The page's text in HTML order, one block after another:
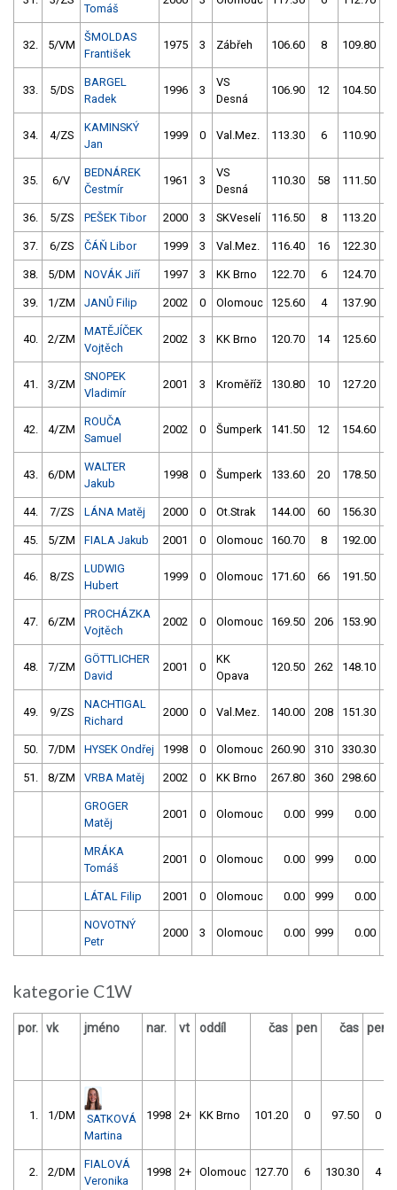
Tomáš
32. 5/VM
ŠMOLDAS
František
1975 3 Zábřeh 106.60 8 109.80
33. 5/DS
BARGEL
Radek
1996 3
VS
Desná
106.90 12 104.50
34. 4/ZS
KAMINSKÝ
Jan
1999 0 Val.Mez. 113.30 6 110.90
35. 6/V
BEDNÁREK
Čestmír
1961 3
VS
Desná
110.30 58 111.50
36. 5/ZS PEŠEK Tibor 2000 3 SKVeselí 116.50 8 113.20
37. 6/ZS ČÁŇ Libor 1999 3 Val.Mez. 116.40 16 122.30
38. 5/DM NOVÁK Jiří 1997 3 KK Brno 122.70 6 124.70
39. 1/ZM JANŮ Filip 2002 0 Olomouc 125.60 4 137.90
40. 2/ZM
MATĚJÍČEK
Vojtěch
2002 3 KK Brno 120.70 14 125.60
41. 3/ZM
SNOPEK
Vladimír
2001 3 Kroměříž 130.80 10 127.20
42. 4/ZM
ROUČA
Samuel
2002 0 Šumperk 141.50 12 154.60
43. 6/DM
WALTER
Jakub
1998 0 Šumperk 133.60 20 178.50
44. 7/ZS LÁNA Matěj 2000 0 Ot.Strak 144.00 60 156.30
45. 5/ZM FIALA Jakub 2001 0 Olomouc 160.70 8 192.00
46. 8/ZS
LUDWIG
Hubert
1999 0 Olomouc 171.60 66 191.50
47. 6/ZM
PROCHÁZKA
Vojtěch
2002 0 Olomouc 169.50 206 153.90
48. 7/ZM
GÖTTLICHER
David
2001 0
KK
Opava
120.50 262 148.10
49. 9/ZS
NACHTIGAL
Richard
2000 0 Val.Mez. 140.00 208 151.30
50. 7/DM HYSEK Ondřej 1998 0 Olomouc 260.90 310 330.30
51. 8/ZM VRBA Matěj 2002 0 KK Brno 267.80 360 298.60
GROGER
Matěj
2001 0 Olomouc 0.00 999 0.00
MRÁKA
Tomáš
2001 0 Olomouc 0.00 999 0.00
LÁTAL Filip 2001 0 Olomouc 0.00 999 0.00
NOVOTNÝ
Petr
2000 3 Olomouc 0.00 999 0.00
kategorie C1W
por. vk jméno nar. vt oddíl čas pen čas pen
1. 1/DM
SATKOVÁ
Martina
1998 2+ KK Brno 101.20 0 97.50 0
2. 2/DM
FIALOVÁ
Veronika
1998 2+ Olomouc 127.70 6 130.30 4